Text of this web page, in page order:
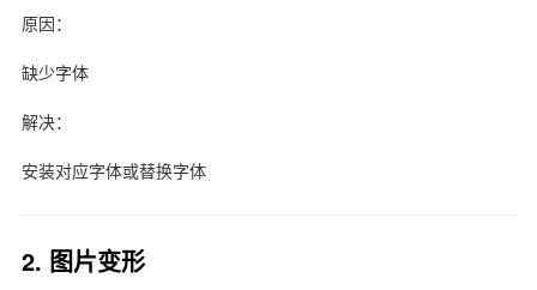
原因：
缺少字体
解决：
安装对应字体或替换字体
2. 图片变形